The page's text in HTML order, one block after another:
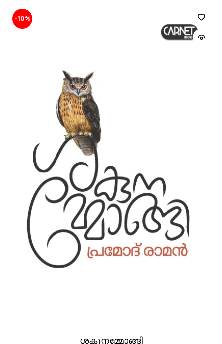
-10%
ശകുനമ്മോങ്ങി